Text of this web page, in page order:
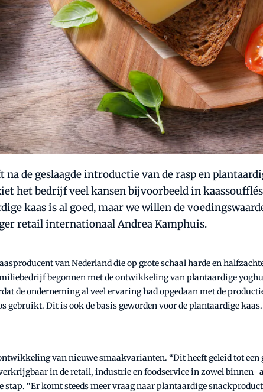
de geslaagde introductie van de rasp en
het bedrijf veel kansen bijvoorbeeld in
kaas is al goed, maar we willen de
retail internationaal Andrea Kamphuis.
van Nederland die op grote schaal harde en
begonnen met de ontwikkeling van plantaardige
de onderneming al veel ervaring had opgedaan met de
gebruikt. Dit is ook de basis geworden voor de plantaardige
van nieuwe smaakvarianten. “Dit heeft geleid tot
in de retail, industrie en foodservice in zowel
stap. “Er komt steeds meer vraag naar plantaardige